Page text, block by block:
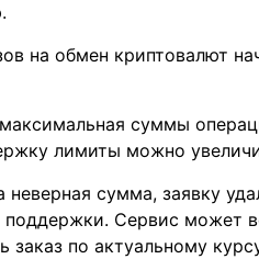
на обмен криптовалют
суммы
лимиты можно
неверная сумма, заявку
Сервис может
заказ по актуальному